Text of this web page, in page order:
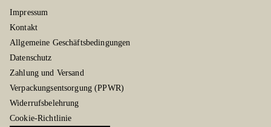
Impressum
Kontakt
Allgemeine Geschäftsbedingungen
Datenschutz
Zahlung und Versand
Verpackungsentsorgung (PPWR)
Widerrufsbelehrung
Cookie-Richtlinie